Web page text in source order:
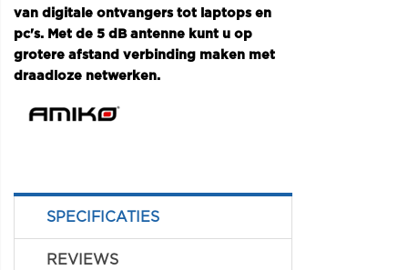
van digitale ontvangers tot laptops en
pc's. Met de 5 dB antenne kunt u op
grotere afstand verbinding maken met
draadloze netwerken.
SPECIFICATIES
REVIEWS